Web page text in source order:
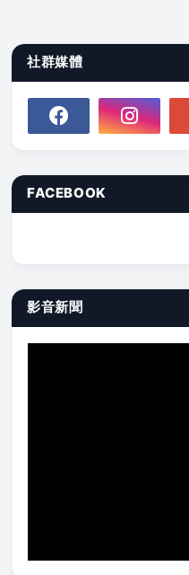
社群媒體
FACEBOOK
影音新聞